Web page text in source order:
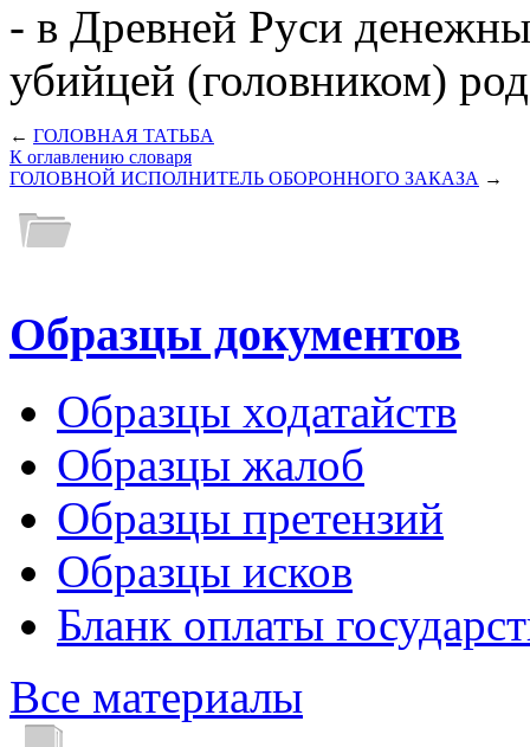
- в Древней Руси
убийцей (головником)
← ГОЛОВНАЯ ТАТЬБА
К оглавлению словаря
ГОЛОВНОЙ ИСПОЛНИТЕЛЬ ОБОРОННОГО ЗАКАЗА →
Образцы документов
Образцы ходатайств
Образцы жалоб
Образцы претензий
Образцы исков
Бланк оплаты
Все материалы